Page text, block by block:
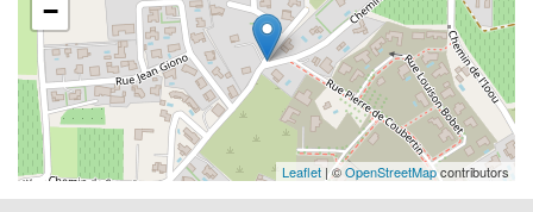
−
Leaflet | ©OpenStreetMapcontributors